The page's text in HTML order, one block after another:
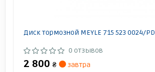
Диск тормозной MEYLE 715 523 0024/PD
0 отзывов
2 800 ₴
завтра